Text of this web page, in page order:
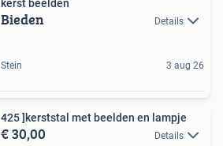
kerst beelden
Bieden Details
Stein 3 aug 26
425 ]kerststal met beelden en lampje
€ 30,00 Details